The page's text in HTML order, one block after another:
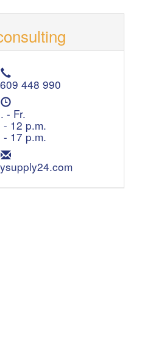
T
e
e
p
h
o
n
e
:
448 990
O
p
e
n
i
n
g
- Fr.
12 p.m.
- 17 p.m.
E
m
i